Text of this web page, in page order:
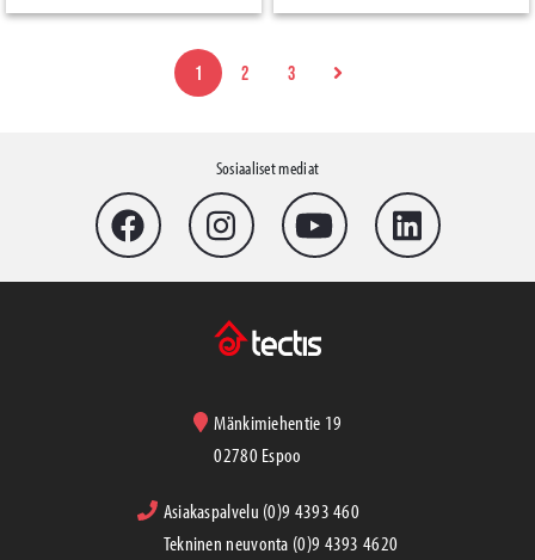
1 2 3
Sosiaaliset mediat
Mänkimiehentie 19
02780 Espoo
Asiakaspalvelu (0)9 4393 460
Tekninen neuvonta (0)9 4393 4620